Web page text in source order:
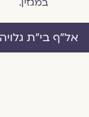
אל״ף בי״ת גלויה